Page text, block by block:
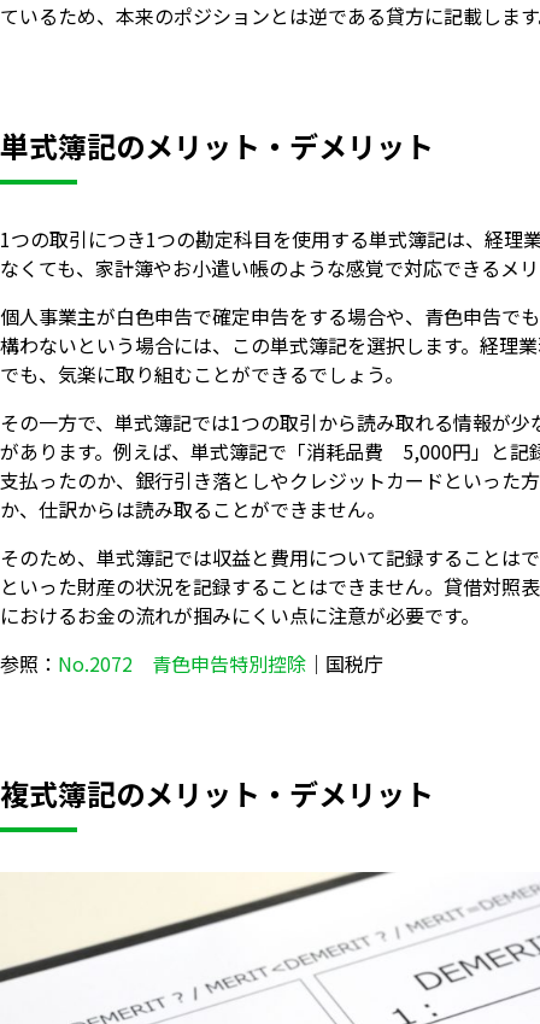
ているため、本来のポジションとは逆である貸方に記載しま
単式簿記のメリット・デメリット
1つの取引につき1つの勘定科目を使用する単式簿記は、経理
なくても、家計簿やお小遣い帳のような感覚で対応できるメ
個人事業主が白色申告で確定申告をする場合や、青色申告で
構わないという場合には、この単式簿記を選択します。経理
でも、気楽に取り組むことができるでしょう。
その一方で、単式簿記では1つの取引から読み取れる情報が少
があります。例えば、単式簿記で「消耗品費 5,000円」と記
支払ったのか、銀行引き落としやクレジットカードといった
か、仕訳からは読み取ることができません。
そのため、単式簿記では収益と費用について記録することは
といった財産の状況を記録することはできません。貸借対照
におけるお金の流れが掴みにくい点に注意が必要です。
参照： No.2072 青色申告特別控除 ｜国税庁
複式簿記のメリット・デメリット